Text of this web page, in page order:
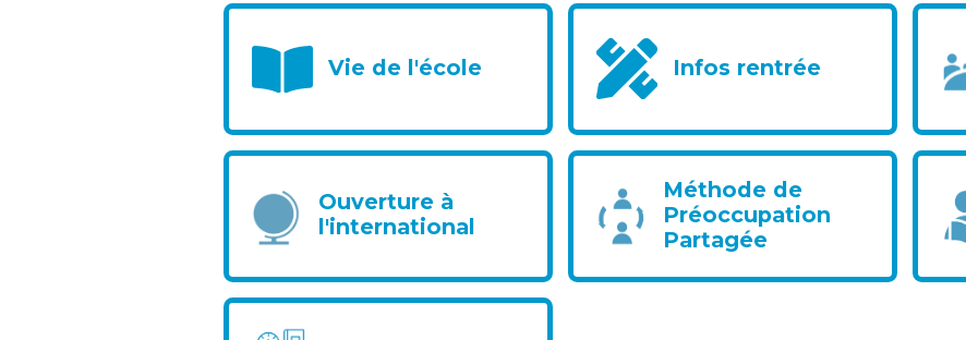
Vie de l'école Infos rentrée
Ouverture à
l'international
Méthode de
Préoccupation
Partagée